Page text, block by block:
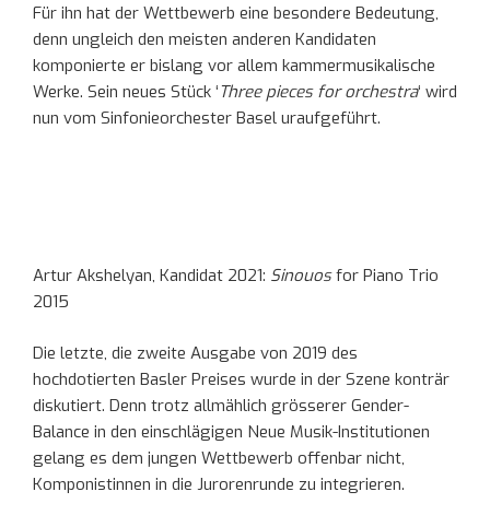
Für ihn hat der Wettbewerb eine besondere Bedeutung,
denn ungleich den meisten anderen Kandidaten
komponierte er bislang vor allem kammermusikalische
Werke. Sein neues Stück ‘Three pieces for orchestra‘ wird
nun vom Sinfonieorchester Basel uraufgeführt.
Artur Akshelyan, Kandidat 2021: Sinouosfor Piano Trio
2015
Die letzte, die zweite Ausgabe von 2019 des
hochdotierten Basler Preises wurde in der Szene konträr
diskutiert. Denn trotz allmählich grösserer Gender-
Balance in den einschlägigen Neue Musik-Institutionen
gelang es dem jungen Wettbewerb offenbar nicht,
Komponistinnen in die Jurorenrunde zu integrieren.